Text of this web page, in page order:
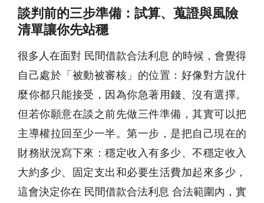
談判前的三步準備：試算、蒐證與風險
清單讓你先站穩
很多人在面對 民間借款合法利息 的時候，會覺得
自己處於「被動被審核」的位置：好像對方說什
麼你都只能接受，因為你急著用錢、沒有選擇。
但若你願意在談之前先做三件準備，其實可以把
主導權拉回至少一半。第一步，是把自己現在的
財務狀況寫下來：穩定收入有多少、不穩定收入
大約多少、固定支出和必要生活費加起來多少，
這會決定你在 民間借款合法利息 合法範圍內，實